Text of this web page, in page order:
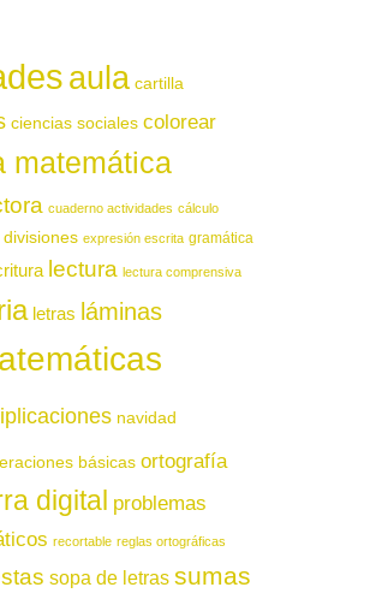
aula cartilla
ciencias sociales colorear
matemática
cuaderno actividades cálculo
divisiones expresión escrita gramática
lectura lectura comprensiva
letras láminas
navidad
básicas ortografía
digital problemas
recortable reglas ortográficas
sopa de letras sumas